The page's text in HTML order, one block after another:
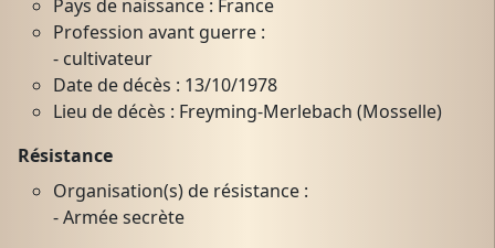
Pays de naissance : France
Profession avant guerre :
- cultivateur
Date de décès : 13/10/1978
Lieu de décès : Freyming-Merlebach (Mosselle)
Résistance
Organisation(s) de résistance :
- Armée secrète